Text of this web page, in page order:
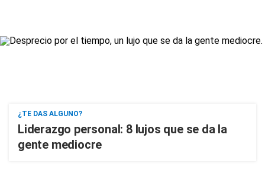
¿TE DAS ALGUNO?
Liderazgo personal: 8 lujos que se da la
gente mediocre